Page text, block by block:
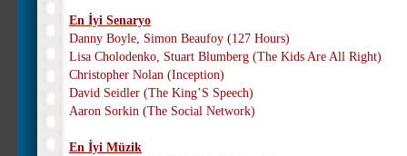
En İyi Senaryo
Danny Boyle, Simon Beaufoy (127 Hours)
Lisa Cholodenko, Stuart Blumberg (The Kids Are All Right)
Christopher Nolan (Inception)
David Seidler (The King’S Speech)
Aaron Sorkin (The Social Network)
En İyi Müzik